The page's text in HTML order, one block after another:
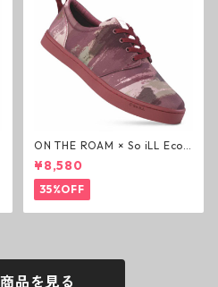
ON THE ROAM × So iLL Eco
Camo Wino ライフスタイル
シューズ カモ オンザローム ジ
ェイソンモモア OTR スニーカ
ー
¥8,580
35%OFF
品を見る